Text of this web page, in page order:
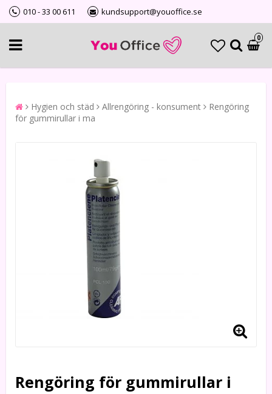
010 - 33 00 611 kundsupport@youoffice.se
0
Hygien och städ Allrengöring - konsument
Rengöring
för gummirullar i ma
Rengöring för gummirullar i